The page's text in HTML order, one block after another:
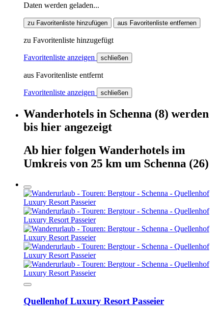
Daten werden geladen...
zu Favoritenliste hinzufügen aus Favoritenliste entfernen
zu Favoritenliste hinzugefügt
Favoritenliste anzeigen schließen
aus Favoritenliste entfernt
Favoritenliste anzeigen schließen
Wanderhotels in Schenna (8) werden
bis hier angezeigt
Ab hier folgen Wanderhotels im
Umkreis von 25 km um Schenna (26)
Quellenhof Luxury Resort Passeier